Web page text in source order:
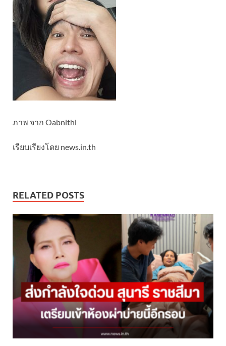
ภาพ จาก Oabnithi
เรียบเรียงโดย news.in.th
RELATED POSTS